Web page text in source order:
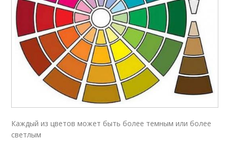
Каждый из цветов может быть более темным или более
светлым